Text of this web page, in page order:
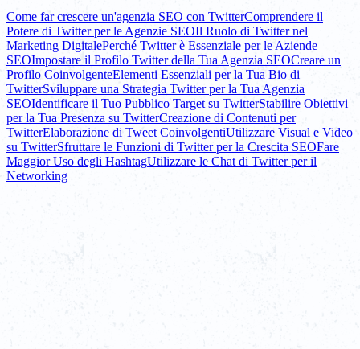
Come far crescere un'agenzia SEO con TwitterComprendere il
Potere di Twitter per le Agenzie SEOIl Ruolo di Twitter nel
Marketing DigitalePerché Twitter è Essenziale per le Aziende
SEOImpostare il Profilo Twitter della Tua Agenzia SEOCreare un
Profilo CoinvolgenteElementi Essenziali per la Tua Bio di
TwitterSviluppare una Strategia Twitter per la Tua Agenzia
SEOIdentificare il Tuo Pubblico Target su TwitterStabilire Obiettivi
per la Tua Presenza su TwitterCreazione di Contenuti per
TwitterElaborazione di Tweet CoinvolgentiUtilizzare Visual e Video
su TwitterSfruttare le Funzioni di Twitter per la Crescita SEOFare
Maggior Uso degli HashtagUtilizzare le Chat di Twitter per il
Networking